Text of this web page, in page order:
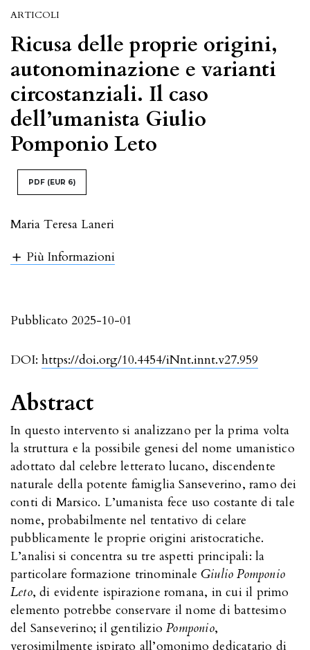
ARTICOLI
Ricusa delle proprie origini,
autonominazione e varianti
circostanziali. Il caso
dell’umanista Giulio
Pomponio Leto
PDF (EUR 6)
Maria Teresa Laneri
Più Informazioni
DOI: https://doi.org/10.4454/iNnt.innt.v27.959
Pubblicato 2025-10-01
Abstract
In questo intervento si analizzano per la prima volta
la struttura e la possibile genesi del nome umanistico
adottato dal celebre letterato lucano, discendente
naturale della potente famiglia Sanseverino, ramo dei
conti di Marsico. L’umanista fece uso costante di tale
nome, probabilmente nel tentativo di celare
pubblicamente le proprie origini aristocratiche.
L’analisi si concentra su tre aspetti principali: la
particolare formazione trinominale Giulio Pomponio
Leto, di evidente ispirazione romana, in cui il primo
elemento potrebbe conservare il nome di battesimo
del Sanseverino; il gentilizioPomponio,
verosimilmente ispirato all’omonimo dedicatario di